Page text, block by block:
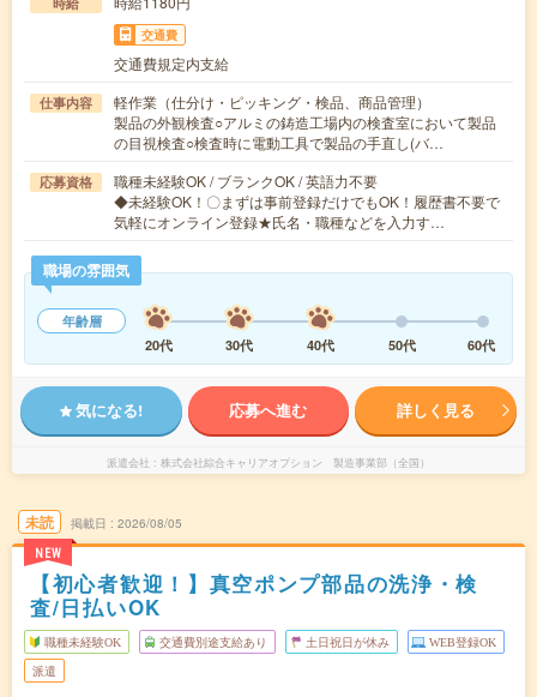
交通費
交通費規定内支給
仕事内容
軽作業（仕分け・ピッキング・検品、商品管理）
製品の外観検査○アルミの鋳造工場内の検査室において製品
の目視検査○検査時に電動工具で製品の手直し(バ…
応募資格
職種未経験OK / ブランクOK / 英語力不要
◆未経験OK！〇まずは事前登録だけでもOK！履歴書不要で
気軽にオンライン登録★氏名・職種などを入力す…
職場の雰囲気
年齢層
20代
30代 40代 50代 60代
気になる! 応募へ進む 詳しく見る
派遣会社 株式会社綜合キャリアオプション 製造事業部（全国）
未読
NEW
掲載日 2026/08/05
【初心者歓迎！】真空ポンプ部品の洗浄・検
査/日払いOK
職種未経験OK 交通費別途支給あり 土日祝日が休み WEB登録OK
派遣